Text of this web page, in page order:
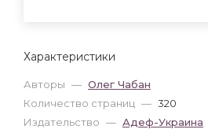
Характеристики
Авторы — Олег Чабан
Количество страниц — 320
Издательство — Адеф-Украина